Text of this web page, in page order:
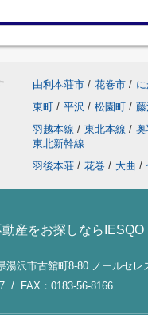
由利本荘市 / 花巻市 /
東町 / 平沢 / 松園町 / 藤
羽越本線 / 東北本線 /
東北新幹線
羽後本荘 / 花巻 / 大曲 /
産をお探しなら
沢市古館町8-80 ノールセレ
/ FAX：0183-56-8166